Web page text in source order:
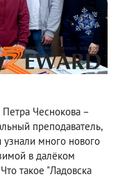
Чеснокова –
преподаватель,
много нового
в далёком
такое "Ладовска